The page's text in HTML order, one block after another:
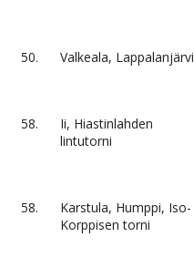
50. Valkeala, Lappalanjärvi
58.
Ii, Hiastinlahden
lintutorni
58.
Karstula, Humppi, Iso-
Korppisen torni